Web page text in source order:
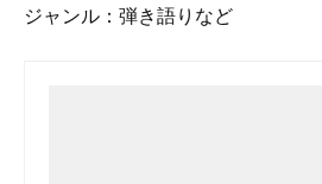
ジャンル：弾き語りなど